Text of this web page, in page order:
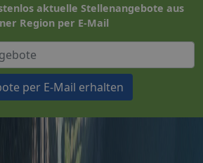
aktuelle Stellenangebote aus
Region per E-Mail
per E-Mail erhalten